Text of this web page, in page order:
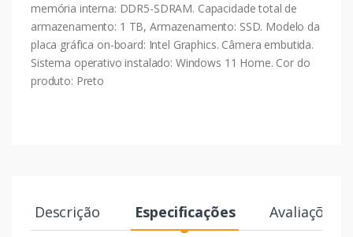
memória interna: DDR5-SDRAM. Capacidade total de
armazenamento: 1 TB, Armazenamento: SSD. Modelo da
placa gráfica on-board: Intel Graphics. Câmera embutida.
Sistema operativo instalado: Windows 11 Home. Cor do
produto: Preto
Descrição Especificações Avaliações